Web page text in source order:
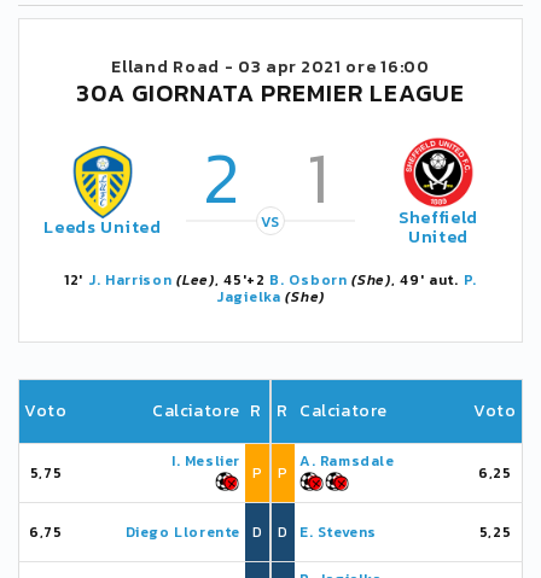
Elland Road - 03 apr 2021 ore 16:00
30A GIORNATA PREMIER LEAGUE
Leeds United 2 1
VS Sheffield
United
12' J. Harrison (Lee), 45'+2 B. Osborn (She), 49' aut. P.
Jagielka (She)
Voto Calciatore R
5,75
I. Meslier
P
6,75 Diego Llorente D
R Calciatore Voto
P
A. Ramsdale
6,25
D E. Stevens 5,25